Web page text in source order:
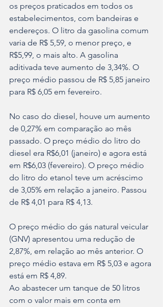
os preços praticados em todos os
estabelecimentos, com bandeiras e
endereços. O litro da gasolina comum
varia de R$ 5,59, o menor preço, e
R$5,99, o mais alto. A gasolina
aditivada teve aumento de 3,34%. O
preço médio passou de R$ 5,85 janeiro
para R$ 6,05 em fevereiro.
No caso do diesel, houve um aumento
de 0,27% em comparação ao mês
passado. O preço médio do litro do
diesel era R$6,01 (janeiro) e agora está
em R$6,03 (fevereiro). O preço médio
do litro do etanol teve um acréscimo
de 3,05% em relação a janeiro. Passou
de R$ 4,01 para R$ 4,13.
O preço médio do gás natural veicular
(GNV) apresentou uma redução de
2,87%, em relação ao mês anterior. O
preço médio estava em R$ 5,03 e agora
está em R$ 4,89.
Ao abastecer um tanque de 50 litros
com o valor mais em conta em